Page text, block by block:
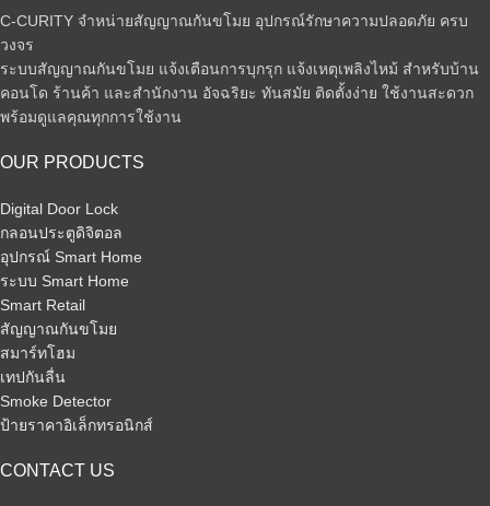
C-CURITY จำหน่ายสัญญาณกันขโมย อุปกรณ์รักษาความปลอดภัย ครบ
วงจร
ระบบสัญญาณกันขโมย แจ้งเตือนการบุกรุก แจ้งเหตุเพลิงไหม้ สำหรับบ้าน
คอนโด ร้านค้า และสำนักงาน อัจฉริยะ ทันสมัย ติดตั้งง่าย ใช้งานสะดวก
พร้อมดูแลคุณทุกการใช้งาน
OUR PRODUCTS
Digital Door Lock
กลอนประตูดิจิตอล
อุปกรณ์ Smart Home
ระบบ Smart Home
Smart Retail
สัญญาณกันขโมย
สมาร์ทโฮม
เทปกันลื่น
Smoke Detector
ป้ายราคาอิเล็กทรอนิกส์
CONTACT US